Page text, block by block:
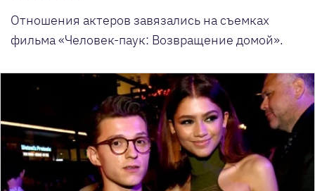
Отношения актеров завязались на съемках
фильма «Человек-паук: Возвращение домой».